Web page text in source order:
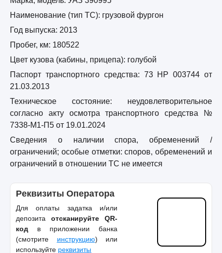
Наименование (тип ТС): грузовой фургон
Год выпуска: 2013
Пробег, км: 180522
Цвет кузова (кабины, прицепа): голубой
Паспорт транспортного средства: 73 НР 003744 от
21.03.2013
Техническое состояние: неудовлетворительное
согласно акту осмотра транспортного средства №
7338-М1-П5 от 19.01.2024
Сведения о наличии спора, обременений /
ограничений; особые отметки: споров, обременений и
ограничений в отношении ТС не имеется
Реквизиты Оператора
Для оплаты задатка и/или
депозита отсканируйте QR-
код в приложении банка
(смотрите инструкцию) или
используйте реквизиты